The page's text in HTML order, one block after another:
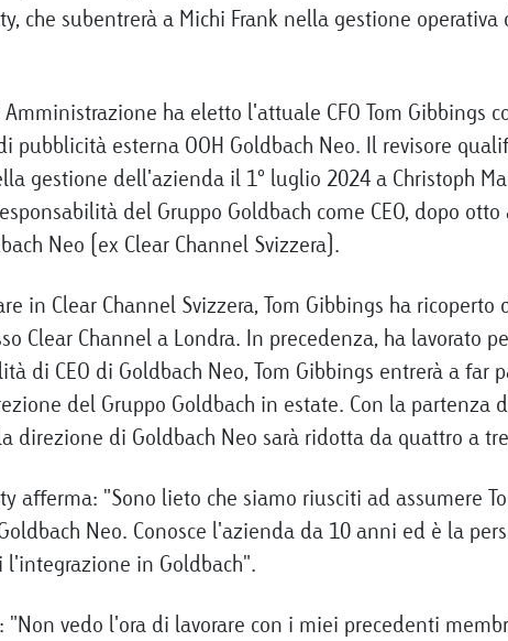
che subentrerà a Michi Frank nella gestione operativa
ha eletto l'attuale CFO Tom Gibbings
pubblicità esterna OOH Goldbach Neo. Il revisore
gestione dell'azienda il 1° luglio 2024 a Christoph
del Gruppo Goldbach come CEO, dopo
Neo (ex Clear Channel Svizzera).
in Clear Channel Svizzera, Tom Gibbings ha ricoperto
Clear Channel a Londra. In precedenza, ha lavorato
di CEO di Goldbach Neo, Tom Gibbings entrerà a far
del Gruppo Goldbach in estate. Con la partenza
direzione di Goldbach Neo sarà ridotta da quattro a
afferma: "Sono lieto che siamo riusciti ad assumere
Neo. Conosce l'azienda da 10 anni ed è la
l'integrazione in Goldbach".
"Non vedo l'ora di lavorare con i miei precedenti